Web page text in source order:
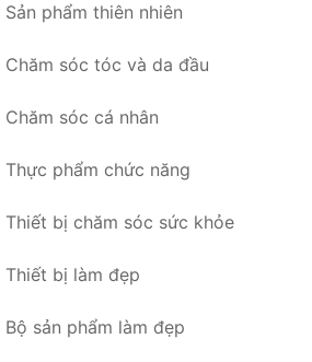
Sản phẩm thiên nhiên
Chăm sóc tóc và da đầu
Chăm sóc cá nhân
Thực phẩm chức năng
Thiết bị chăm sóc sức khỏe
Thiết bị làm đẹp
Bộ sản phẩm làm đẹp